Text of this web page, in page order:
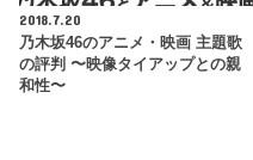
2018.7.20
乃木坂46のアニメ・映画 主題歌
の評判 〜映像タイアップとの親
和性〜